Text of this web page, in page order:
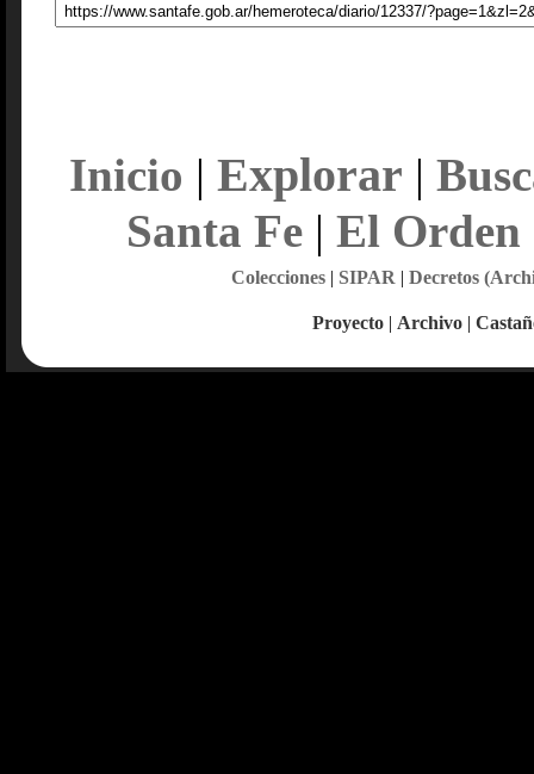
Inicio | Explorar |
Santa Fe| El Orden
Colecciones| SIPAR | Decretos
Proyecto | Archivo |